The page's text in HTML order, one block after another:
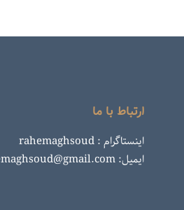
ارتباط با ما
اینستاگرام : rahemaghsoud
ایمیل: rahemaghsoud@gmail.com